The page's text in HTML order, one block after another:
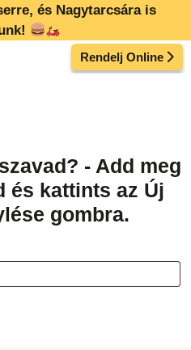
és Nagytarcsára is
Rendelj Online
- Add meg
és kattints az Új
gombra.